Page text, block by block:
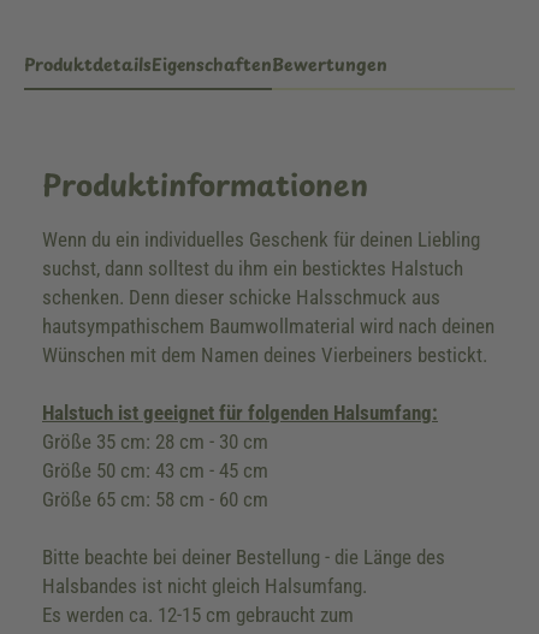
ProduktdetailsEigenschaftenBewertungen
Produktinformationen
Wenn du ein individuelles Geschenk für deinen Liebling
suchst, dann solltest du ihm ein besticktes Halstuch
schenken. Denn dieser schicke Halsschmuck aus
hautsympathischem Baumwollmaterial wird nach deinen
Wünschen mit dem Namen deines Vierbeiners bestickt.
Halstuch ist geeignet für folgenden Halsumfang:
Größe 35 cm: 28 cm - 30 cm
Größe 50 cm: 43 cm - 45 cm
Größe 65 cm: 58 cm - 60 cm
Bitte beachte bei deiner Bestellung - die Länge des
Halsbandes ist nicht gleich Halsumfang.
Es werden ca. 12-15 cm gebraucht zum